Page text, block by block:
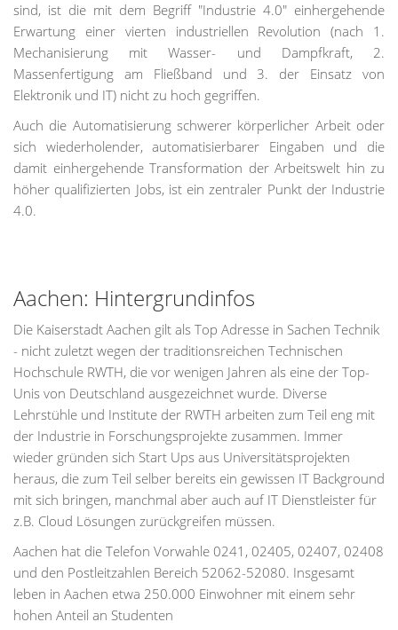
sind, ist die mit dem Begriff "Industrie 4.0" einhergehende
Erwartung einer vierten industriellen Revolution (nach 1.
Mechanisierung mit Wasser- und Dampfkraft, 2.
Massenfertigung am Fließband und 3. der Einsatz von
Elektronik und IT) nicht zu hoch gegriffen.
Auch die Automatisierung schwerer körperlicher Arbeit oder
sich wiederholender, automatisierbarer Eingaben und die
damit einhergehende Transformation der Arbeitswelt hin zu
höher qualifizierten Jobs, ist ein zentraler Punkt der Industrie
4.0.
Aachen: Hintergrundinfos
Die Kaiserstadt Aachen gilt als Top Adresse in Sachen Technik
- nicht zuletzt wegen der traditionsreichen Technischen
Hochschule RWTH, die vor wenigen Jahren als eine der Top-
Unis von Deutschland ausgezeichnet wurde. Diverse
Lehrstühle und Institute der RWTH arbeiten zum Teil eng mit
der Industrie in Forschungsprojekte zusammen. Immer
wieder gründen sich Start Ups aus Universitätsprojekten
heraus, die zum Teil selber bereits ein gewissen IT Background
mit sich bringen, manchmal aber auch auf IT Dienstleister für
z.B. Cloud Lösungen zurückgreifen müssen.
Aachen hat die Telefon Vorwahle 0241, 02405, 02407, 02408
und den Postleitzahlen Bereich 52062-52080. Insgesamt
leben in Aachen etwa 250.000 Einwohner mit einem sehr
hohen Anteil an Studenten